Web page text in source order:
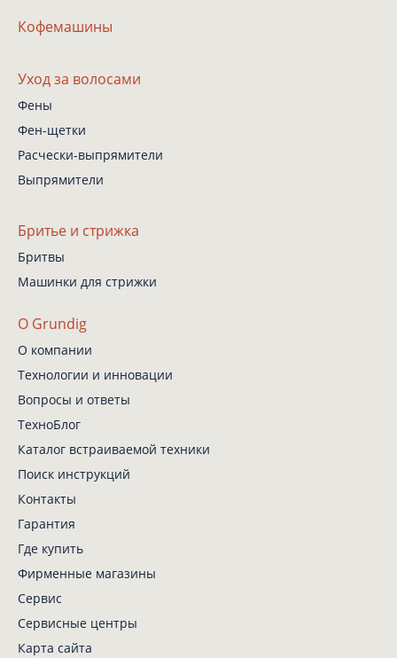
Кофемашины
Уход за волосами
Фены
Фен-щетки
Расчески-выпрямители
Выпрямители
Бритье и стрижка
Бритвы
Машинки для стрижки
О Grundig
О компании
Технологии и инновации
Вопросы и ответы
ТехноБлог
Каталог встраиваемой техники
Поиск инструкций
Контакты
Гарантия
Где купить
Фирменные магазины
Сервис
Сервисные центры
Карта сайта